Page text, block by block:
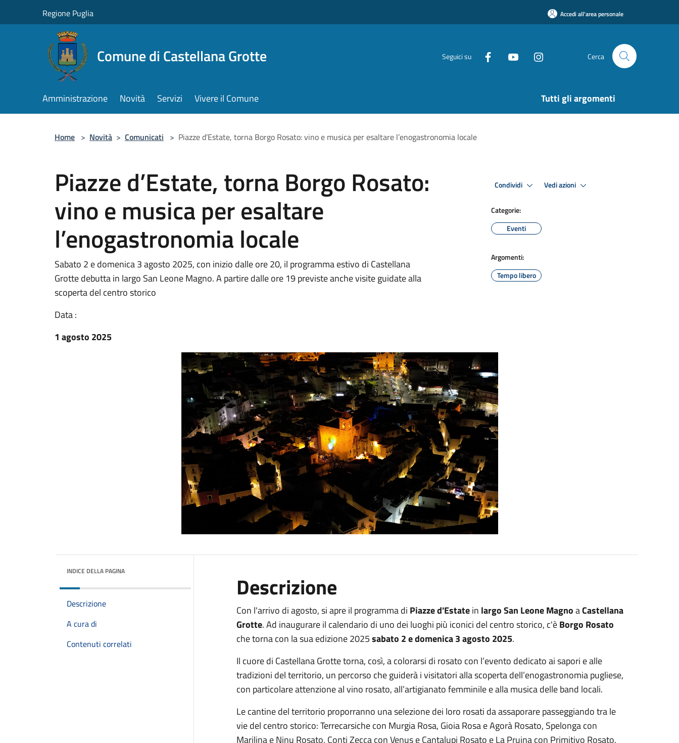
Regione Puglia Accedi all'area personale
Comune di Castellana Grotte Seguici su Cerca
Amministrazione Novità Servizi Vivere il Comune Tutti gli argomenti
Home > Novità > Comunicati > Piazze d’Estate, torna Borgo Rosato: vino e musica per esaltare l’enogastronomia locale
Piazze d’Estate, torna Borgo Rosato:
vino e musica per esaltare
l’enogastronomia locale
Sabato 2 e domenica 3 agosto 2025, con inizio dalle ore 20, il programma estivo di Castellana
Grotte debutta in largo San Leone Magno. A partire dalle ore 19 previste anche visite guidate alla
scoperta del centro storico
Data :
1 agosto 2025
Condividi Vedi azioni
Categorie:
Eventi
Argomenti:
Tempo libero
INDICE DELLA PAGINA
Descrizione
A cura di
Contenuti correlati
Descrizione
Con l'arrivo di agosto, si apre il programma di Piazze d'Estatein largo San Leone MagnoaCastellana
Grotte. Ad inaugurare il calendario di uno dei luoghi più iconici del centro storico, c'èBorgo Rosato
che torna con la sua edizione 2025sabato 2 e domenica 3 agosto 2025.
Il cuore di Castellana Grotte torna, così, a colorarsi di rosato con l’evento dedicato ai sapori e alle
tradizioni del territorio, un percorso che guiderà i visitatori alla scoperta dell’enogastronomia pugliese,
con particolare attenzione al vino rosato, all’artigianato femminile e alla musica delle band locali.
Le cantine del territorio proporranno una selezione dei loro rosati da assaporare passeggiando tra le
vie del centro storico: Terrecarsiche con Murgia Rosa, Gioia Rosa e Agorà Rosato, Spelonga con
Marilina e Ninu Rosato, Conti Zecca con Venus e Cantalupi Rosato e La Pruina con Primitivo Rosato,